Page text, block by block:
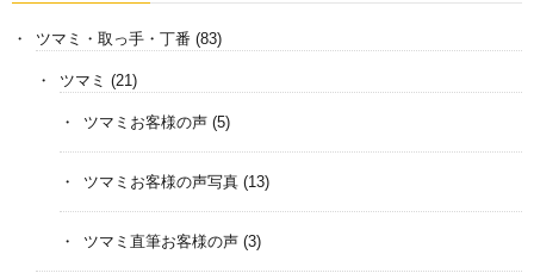
ツマミ・取っ手・丁番 (83)
ツマミ (21)
ツマミお客様の声 (5)
ツマミお客様の声写真 (13)
ツマミ直筆お客様の声 (3)